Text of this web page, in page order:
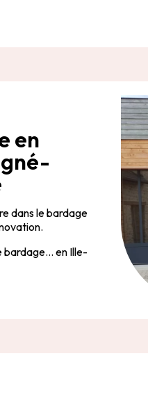
en
dans le bardage
bardage… en Ille-